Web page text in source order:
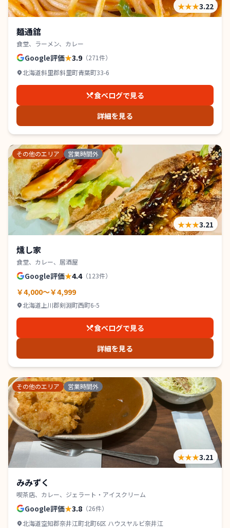
★★★3.22
麺通舘
食堂、ラーメン、カレー
Google評価★3.9 （271件）
北海道斜里郡斜里町青葉町33-6
食べログで見る
詳細を見る
その他のエリア 営業時間外
★★★3.21
燻し家
食堂、カレー、居酒屋
Google評価★4.4（123件）
￥4,000～￥4,999
北海道上川郡剣淵町西町6-5
食べログで見る
詳細を見る
その他のエリア 営業時間外
★★★3.21
みみずく
喫茶店、カレー、ジェラート・アイスクリーム
Google評価★3.8 （26件）
北海道空知郡奈井江町北町6区 ハウスヤルビ奈井江